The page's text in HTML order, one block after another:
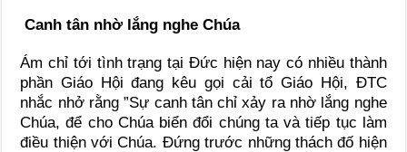
Canh tân nhờ lắng nghe Chúa
Ám chỉ tới tình trạng tại Đức hiện nay có nhiều thành
phần Giáo Hội đang kêu gọi cải tổ Giáo Hội, ĐTC
nhắc nhở rằng ”Sự canh tân chỉ xảy ra nhờ lắng nghe
Chúa, để cho Chúa biển đổi chúng ta và tiếp tục làm
điều thiện với Chúa. Đứng trước những thách đố hiện